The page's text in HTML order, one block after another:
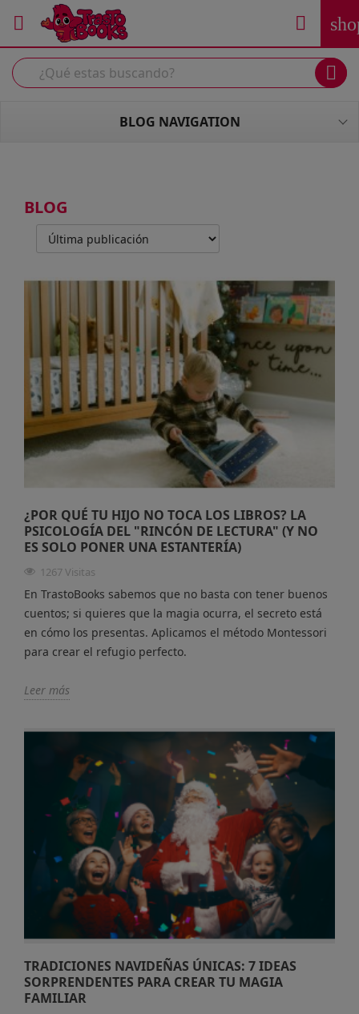
 

BLOG NAVIGATION
BLOG
¿POR QUÉ TU HIJO NO TOCA LOS LIBROS? LA
PSICOLOGÍA DEL "RINCÓN DE LECTURA" (Y NO
ES SOLO PONER UNA ESTANTERÍA)
1267 Visitas
En TrastoBooks sabemos que no basta con tener buenos
cuentos; si quieres que la magia ocurra, el secreto está
en cómo los presentas. Aplicamos el método Montessori
para crear el refugio perfecto.
Leer más
TRADICIONES NAVIDEÑAS ÚNICAS: 7 IDEAS
SORPRENDENTES PARA CREAR TU MAGIA
FAMILIAR